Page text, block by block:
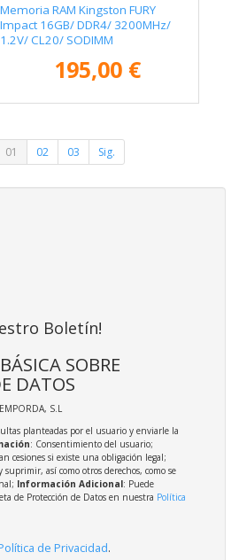
Memoria RAM Kingston FURY
Impact 16GB/ DDR4/ 3200MHz/
1.2V/ CL20/ SODIMM
195,00 €
01 02 03 Sig.
Boletín!
SOBRE
DATOS
S.L
planteadas por el usuario y enviarle la
: Consentimiento del usuario;
cesiones si existe una obligación legal;
suprimir, así como otros derechos, como se
Información Adicional: Puede
de Protección de Datos en nuestra Política
de Privacidad.